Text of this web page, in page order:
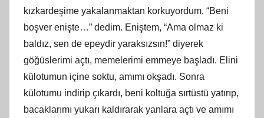
kızkardeşime yakalanmaktan korkuyordum, “Beni
boşver enişte…” dedim. Eniştem, “Ama olmaz ki
baldız, sen de epeydir yaraksızsın!” diyerek
göğüslerimi açtı, memelerimi emmeye başladı. Elini
külotumun içine soktu, amımı okşadı. Sonra
külotumu indirip çıkardı, beni koltuğa sırtüstü yatırıp,
bacaklarımı yukarı kaldırarak yanlara açtı ve amımı